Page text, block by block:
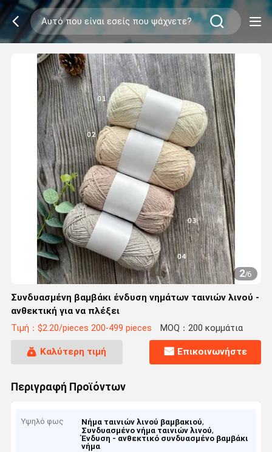
2/6
Συνδυασμένη βαμβάκι ένδυση νημάτων ταινιών λινού -
ανθεκτική για να πλέξει
Τιμή：$2.20/pieces 200-499 pieces MOQ：200 κομμάτια
Καλύτερη τιμή Επικοινωνήστε
Περιγραφή Προϊόντων
Υψηλό φως Νήμα ταινιών λινού βαμβακιού,
Συνδυασμένο νήμα ταινιών λινού,
Ένδυση - ανθεκτικό συνδυασμένο βαμβάκι
νήμα